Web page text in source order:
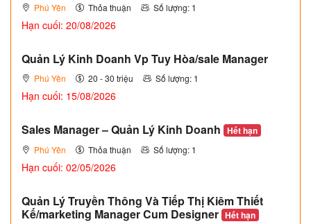
Phú Yên Thỏa thuận Số lượng: 1
Hạn cuối: 20/08/2026
Quản Lý Kinh Doanh Vp Tuy Hòa/sale Manager
Phú Yên 20 - 30 triệu Số lượng: 1
Hạn cuối: 15/08/2026
Sales Manager – Quản Lý Kinh Doanh Hết hạn
Phú Yên Thỏa thuận Số lượng: 1
Hạn cuối: 02/05/2026
Quản Lý Truyền Thông Và Tiếp Thị Kiêm Thiết
Kế/marketing Manager Cum Designer Hết hạn